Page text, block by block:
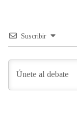
Suscribir